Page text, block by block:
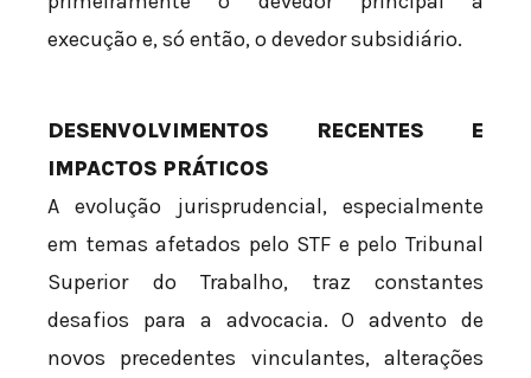
execução e, só então, o devedor subsidiário.
DESENVOLVIMENTOS RECENTES E
IMPACTOS PRÁTICOS
A evolução jurisprudencial, especialmente
em temas afetados pelo STF e pelo Tribunal
Superior do Trabalho, traz constantes
desafios para a advocacia. O advento de
novos precedentes vinculantes, alterações